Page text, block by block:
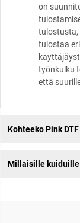
on
tulostusta,
tulostaa
työnkulku
että
Kohteeko Pink
Millaisille